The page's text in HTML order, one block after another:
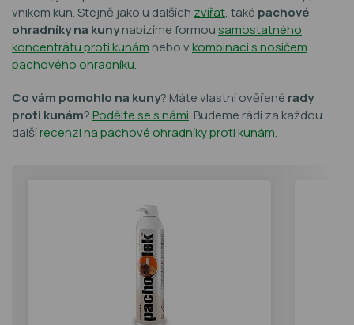
vnikem kun. Stejně jako u dalších zvířat, také pachové
ohradníky na kunynabízíme formou samostatného
koncentrátu proti kunám nebo vkombinaci s nosičem
pachového ohradníku.
Co vám pomohlo na kuny? Máte vlastní ověřené rady
proti kunám?Podělte se s námi. Budeme rádi za každou
dalšírecenzi na pachové ohradníky proti kunám.